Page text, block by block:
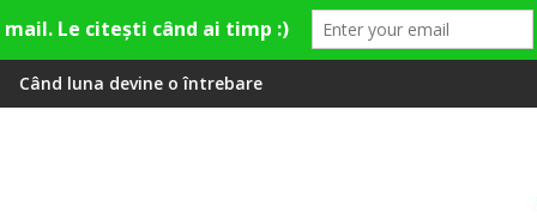
divertisment din Cluj-Napoca SportinCluj: Cine este